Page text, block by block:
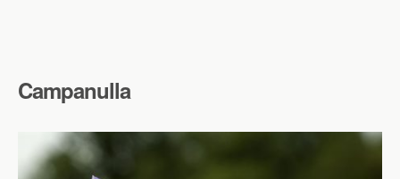
Campanulla